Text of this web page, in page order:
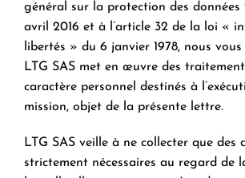
général sur la protection des données
avril 2016 et à l’article 32 de la loi «
libertés » du 6 janvier 1978, nous
LTG SAS met en œuvre des
caractère personnel destinés à
mission, objet de la présente lettre.
LTG SAS veille à ne collecter que des
strictement nécessaires au regard de